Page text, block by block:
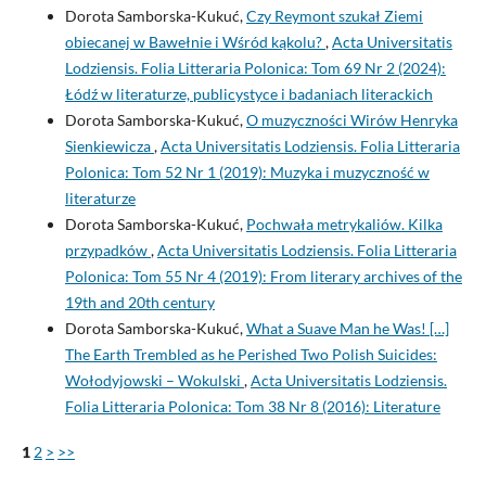
Dorota Samborska-Kukuć,Czy Reymont szukał Ziemi
obiecanej w Bawełnie i Wśród kąkolu?,Acta Universitatis
Lodziensis. Folia Litteraria Polonica: Tom 69 Nr 2 (2024):
Łódź w literaturze, publicystyce i badaniach literackich
Dorota Samborska-Kukuć,O muzyczności Wirów Henryka
Sienkiewicza,Acta Universitatis Lodziensis. Folia Litteraria
Polonica: Tom 52 Nr 1 (2019): Muzyka i muzyczność w
literaturze
Dorota Samborska-Kukuć, Pochwała metrykaliów. Kilka
przypadków,Acta Universitatis Lodziensis. Folia Litteraria
Polonica: Tom 55 Nr 4 (2019): From literary archives of the
19th and 20th century
Dorota Samborska-Kukuć,What a Suave Man he Was! […]
The Earth Trembled as he Perished Two Polish Suicides:
Wołodyjowski – Wokulski ,Acta Universitatis Lodziensis.
Folia Litteraria Polonica: Tom 38 Nr 8 (2016): Literature
1 2 > >>